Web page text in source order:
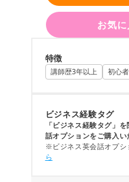
お気
特徴
講師歴3年以上 初心
ビジネス経験タグ
「ビジネス経験タグ」
話オプションをご購入い
※ビジネス英会話オプシ
ら